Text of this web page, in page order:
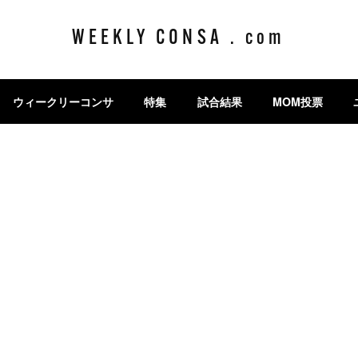
WEEKLY CONSA . com
ウィークリーコンサ 特集 試合結果 MOM投票